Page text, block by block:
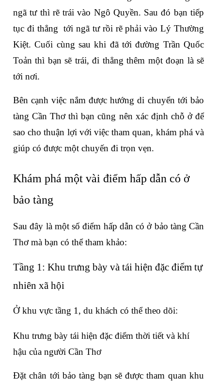
ngã tư thì rẽ trái vào Ngô Quyền. Sau đó bạn tiếp
tục đi thẳng  tới ngã tư rồi rẽ phải vào Lý Thường
Kiệt. Cuối cùng sau khi đã tới đường Trần Quốc
Toản thì bạn sẽ trái, đi thẳng thêm một đoạn là sẽ
tới nơi.
Bên cạnh việc nắm được hướng di chuyển tới bảo
tàng Cần Thơ thì bạn cũng nên xác định chỗ ở để
sao cho thuận lợi với việc tham quan, khám phá và
giúp có được một chuyến đi trọn vẹn.
Khám phá một vài điểm hấp dẫn có ở
bảo tàng
Sau đây là một số điểm hấp dẫn có ở bảo tàng Cần
Thơ mà bạn có thể tham khảo:
Tầng 1: Khu trưng bày và tái hiện đặc điểm tự
nhiên xã hội
Ở khu vực tầng 1, du khách có thể theo dõi:
Khu trưng bày tái hiện đặc điểm thời tiết và khí
hậu của người Cần Thơ
Đặt chân tới bảo tàng bạn sẽ được tham quan khu